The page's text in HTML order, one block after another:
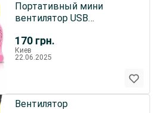
170 грн.
Портативный мини
вентилятор USB
3 скорости.
Киев
22.06.2025
Вентилятор